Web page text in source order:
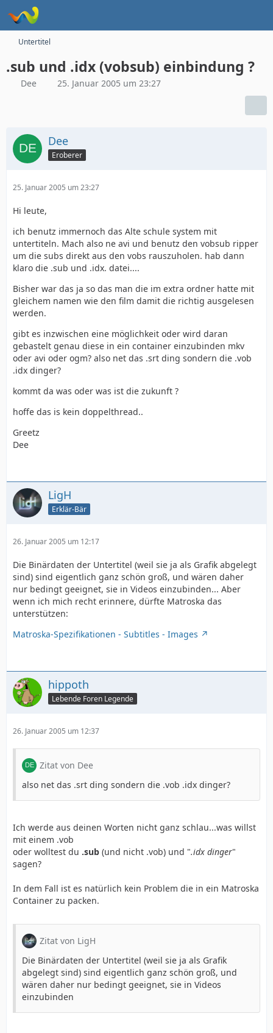
Untertitel
.sub und .idx (vobsub) einbindung ?
Dee 25. Januar 2005 um 23:27
Dee
Eroberer
25. Januar 2005 um 23:27
Hi leute,
ich benutz immernoch das Alte schule system mit
untertiteln. Mach also ne avi und benutz den vobsub ripper
um die subs direkt aus den vobs rauszuholen. hab dann
klaro die .sub und .idx. datei....
Bisher war das ja so das man die im extra ordner hatte mit
gleichem namen wie den film damit die richtig ausgelesen
werden.
gibt es inzwischen eine möglichkeit oder wird daran
gebastelt genau diese in ein container einzubinden mkv
oder avi oder ogm? also net das .srt ding sondern die .vob
.idx dinger?
kommt da was oder was ist die zukunft ?
hoffe das is kein doppelthread..
Greetz
Dee
LigH
Erklär-Bär
26. Januar 2005 um 12:17
Die Binärdaten der Untertitel (weil sie ja als Grafik abgelegt
sind) sind eigentlich ganz schön groß, und wären daher
nur bedingt geeignet, sie in Videos einzubinden... Aber
wenn ich mich recht erinnere, dürfte Matroska das
unterstützen:
Matroska-Spezifikationen - Subtitles - Images
hippoth
Lebende Foren Legende
26. Januar 2005 um 12:37
Zitat von Dee
also net das .srt ding sondern die .vob .idx dinger?
Ich werde aus deinen Worten nicht ganz schlau...was willst
mit einem .vob
oder wolltest du .sub (und nicht .vob) und ".idx dinger"
sagen?
In dem Fall ist es natürlich kein Problem die in ein Matroska
Container zu packen.
Zitat von LigH
Die Binärdaten der Untertitel (weil sie ja als Grafik
abgelegt sind) sind eigentlich ganz schön groß, und
wären daher nur bedingt geeignet, sie in Videos
einzubinden